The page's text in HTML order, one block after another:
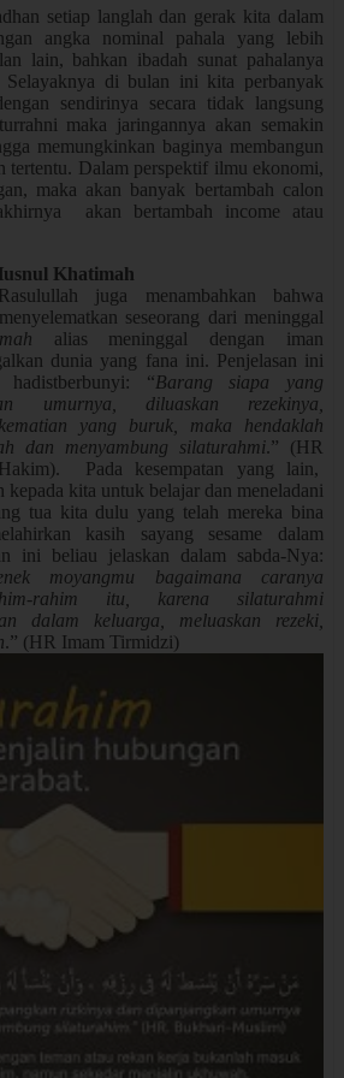
setiap langlah dan gerak kita dalam
angka nominal pahala yang lebih
lain, bahkan ibadah sunat pahalanya
Selayaknya di bulan ini kita perbanyak
sendirinya secara tidak langsung
maka jaringannya akan semakin
memungkinkan baginya membangun
tertentu. Dalam perspektif ilmu ekonomi,
maka akan banyak bertambah calon
akan bertambah income atau
Khatimah
juga menambahkan bahwa
seseorang dari meninggal
alias meninggal dengan iman
dunia yang fana ini. Penjelasan ini
“Barang siapa yang
umurnya, diluaskan rezekinya,
yang buruk, maka hendaklah
dan menyambung silaturahmi.” (HR
Pada kesempatan yang lain,
kepada kita untuk belajar dan meneladani
tua kita dulu yang telah mereka bina
kasih sayang sesame dalam
ini beliau jelaskan dalam sabda-Nya:
moyangmu bagaimana caranya
rahim itu, karena silaturahmi
dalam keluarga, meluaskan rezeki,
.” (HR Imam Tirmidzi)